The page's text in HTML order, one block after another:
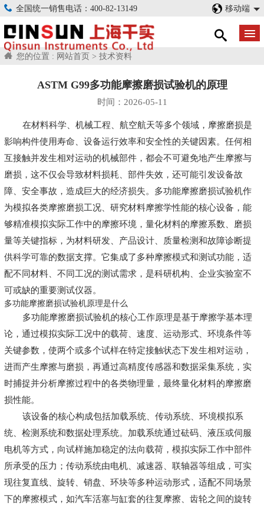
全国统一销售电话：400-82-13149 移动端
您的位置 : 网站首页 > 技术资料
ASTM G99多功能摩擦磨损试验机的原理
时间：2026-05-11
在材料科学、机械工程、航空航天等多个领域，摩擦磨损是
影响构件使用寿命、设备运行效率和安全性的关键因素。任何相
互接触并发生相对运动的机械部件，都会不可避免地产生摩擦与
磨损，这不仅会导致材料损耗、部件失效，还可能引发设备故
障、安全事故，造成巨大的经济损失。多功能摩擦磨损试验机作
为模拟各类摩擦磨损工况、研究材料摩擦学性能的核心设备，能
够精准模拟实际工作中的摩擦环境，量化材料的摩擦系数、磨损
量等关键指标，为材料研发、产品设计、质量检测和故障诊断提
供科学可靠的数据支撑。它集成了多种摩擦模式和测试功能，适
配不同材料、不同工况的测试需求，是科研机构、企业实验室不
可或缺的重要测试仪器。
多功能摩擦磨损试验机原理是什么
多功能摩擦磨损试验机的核心工作原理是基于摩擦学基本理
论，通过模拟实际工况中的载荷、速度、运动形式、环境条件等
关键参数，使两个或多个试样在特定接触状态下发生相对运动，
进而产生摩擦与磨损，再通过高精度传感器和数据采集系统，实
时捕捉并分析摩擦过程中的各类物理量，最终量化材料的摩擦磨
损性能。
该设备的核心构成包括加载系统、传动系统、环境模拟系
统、检测系统和数据处理系统。加载系统通过砝码、液压或伺服
电机等方式，向试样施加稳定的法向载荷，模拟实际工作中部件
所承受的压力；传动系统由电机、减速器、联轴器等组成，可实
现往复直线、旋转、销盘、环块等多种运动形式，适配不同场景
下的摩擦模式，如汽车活塞与缸套的往复摩擦、齿轮之间的旋转